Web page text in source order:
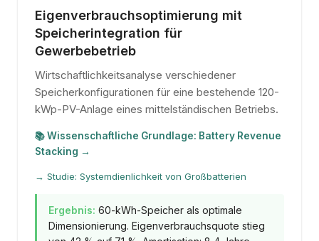
Eigenverbrauchsoptimierung mit
Speicherintegration für
Gewerbebetrieb
Wirtschaftlichkeitsanalyse verschiedener
Speicherkonfigurationen für eine bestehende 120-
kWp-PV-Anlage eines mittelständischen Betriebs.
📚 Wissenschaftliche Grundlage: Battery Revenue
Stacking →
→ Studie: Systemdienlichkeit von Großbatterien
Ergebnis: 60-kWh-Speicher als optimale
Dimensionierung. Eigenverbrauchsquote stieg